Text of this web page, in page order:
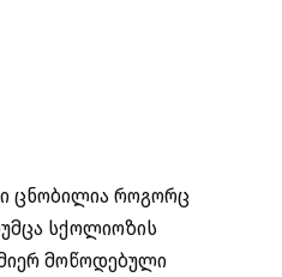
ცნობილია როგორც
სქოლიოზის
მოწოდებული